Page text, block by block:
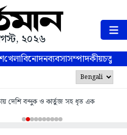
২০২৬
খেলাবিনোদনব্যবসাসম্পাদকীয়
দেশি বন্দুক ও কার্তুজ সহ ধৃত এক